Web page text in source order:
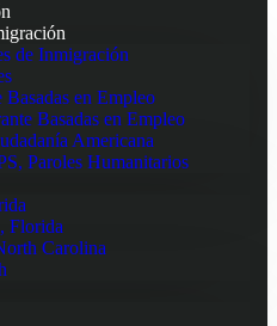
de Inmigración
en Empleo
Basadas en Empleo
Americana
Paroles Humanitarios
Florida
Carolina